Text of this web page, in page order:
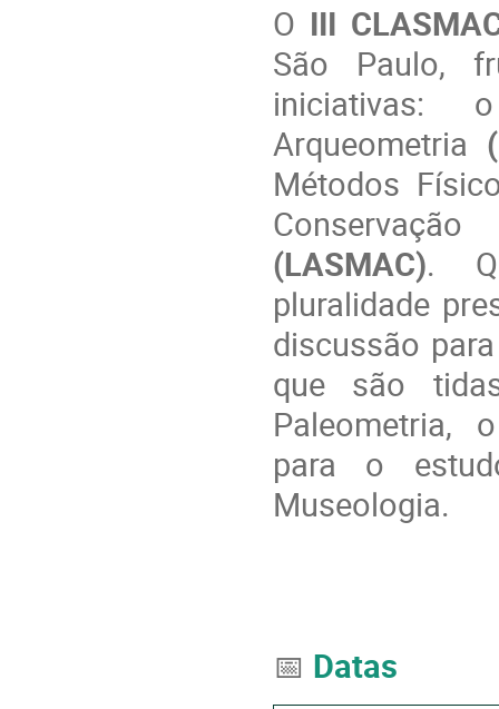
O III
São Paulo,
iniciativas:
Arqueometria
Métodos
(LASMAC).
pluralidade
discussão
que são
Paleometria,
para o
Museologia.
📅 Datas